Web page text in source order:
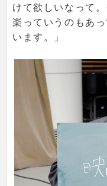
けて欲しいなって
楽っていうのもあ
います。」